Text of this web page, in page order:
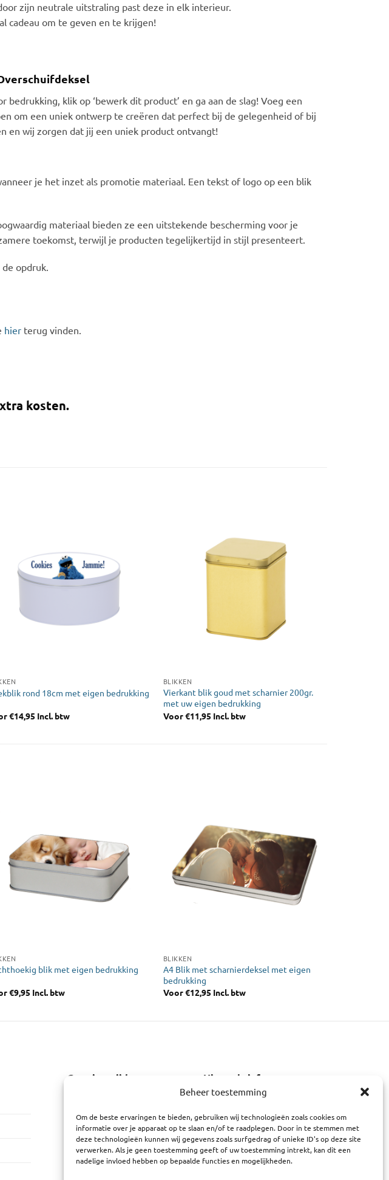
Beheer toestemming
Om de beste ervaringen te bieden, gebruiken wij technologieën zoals cookies om
informatie over je apparaat op te slaan en/of te raadplegen. Door in te stemmen met
deze technologieën kunnen wij gegevens zoals surfgedrag of unieke ID's op deze site
verwerken. Als je geen toestemming geeft of uw toestemming intrekt, kan dit een
nadelige invloed hebben op bepaalde functies en mogelijkheden.
zijn neutrale uitstraling past deze in elk interieur.
cadeau om te geven en te krijgen!
klik op ‘bewerk dit product’ en ga aan de slag! Voeg een
om een uniek ontwerp te creëren dat perfect bij de gelegenheid of bij
en wij zorgen dat jij een uniek product ontvangt!
je het inzet als promotie materiaal. Een tekst of logo op een blik
materiaal bieden ze een uitstekende bescherming voor je
toekomst, terwijl je producten tegelijkertijd in stijl presenteert.
opdruk.
hierterug vinden.
kosten.
rond 18cm met eigen bedrukking
€14,95 Incl. btw
BLIKKEN
Vierkant blik goud met scharnier 200gr.
met uw eigen bedrukking
Voor€11,95 Incl. btw
blik met eigen bedrukking
€9,95 Incl. btw
BLIKKEN
A4 Blik met scharnierdeksel met eigen
bedrukking
Voor€12,95 Incl. btw
Openingstijden
Dinsdag: 10:00 - 18:00
Woensdag: 10:00 - 18:00
Donderdag:10:00 - 18:00
Vrijdag:10:00 - 18:00
Nieuwsbrief
E-mailadres: